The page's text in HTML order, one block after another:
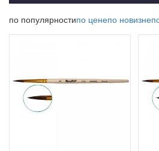
по популярностипо ценепо новизне